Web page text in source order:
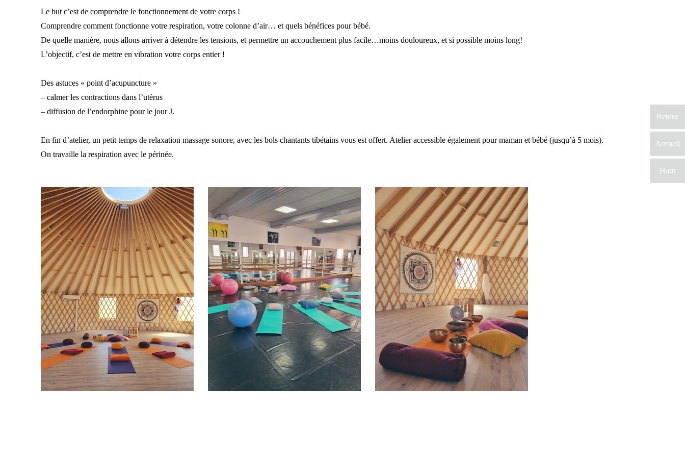
Retour
Accueil
Haut
Le but c’est de comprendre le fonctionnement de votre corps !
Comprendre comment fonctionne votre respiration, votre colonne d’air… et quels bénéfices pour bébé.
De quelle manière, nous allons arriver à détendre les tensions, et permettre un accouchement plus facile…moins douloureux, et si possible moins long!
L’objectif, c’est de mettre en vibration votre corps entier !
Des astuces « point d’acupuncture »
– calmer les contractions dans l’utérus
– diffusion de l’endorphine pour le jour J.
En fin d’atelier, un petit temps de relaxation massage sonore, avec les bols chantants tibétains vous est offert. Atelier accessible également pour maman et bébé (jusqu’à 5 mois).
On travaille la respiration avec le périnée.